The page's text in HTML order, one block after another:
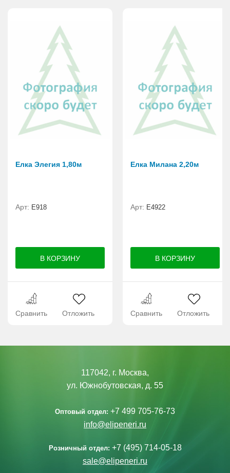
Елка Элегия 1,80м
Арт: E918
Сравнить Отложить
Елка Милана 2,20м
Арт: Е4922
Сравнить Отложить
117042, г. Москва,
ул. Южнобутовская, д. 55
Оптовый отдел: +7 499 705-76-73
info@elipeneri.ru
Розничный отдел: +7 (495) 714-05-18
sale@elipeneri.ru